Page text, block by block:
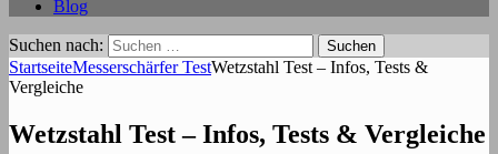
Blog
Suchen nach:
StartseiteMesserschärfer TestWetzstahl Test – Infos, Tests &
Vergleiche
Wetzstahl Test – Infos, Tests & Vergleiche